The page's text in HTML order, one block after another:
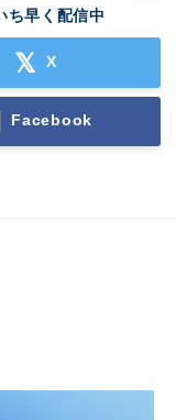
ち早く配信中
X
Facebook